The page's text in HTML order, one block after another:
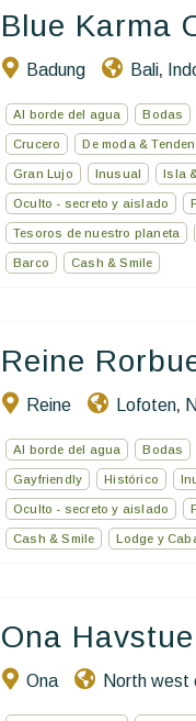
Blue Karma
Badung Bali,
Al borde del agua Bodas
Crucero De moda &
Gran Lujo Inusual Isla
Oculto - secreto y aislado
Tesoros de nuestro planeta
Barco Cash & Smile
Reine
Reine Lofoten,
Al borde del agua Bodas
Gayfriendly Histórico
Oculto - secreto y aislado
Cash & Smile Lodge y
Ona
Ona North west